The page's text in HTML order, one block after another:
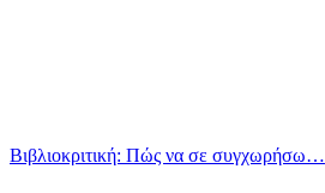
Βιβλιοκριτική: Πώς να σε συγχωρήσω…